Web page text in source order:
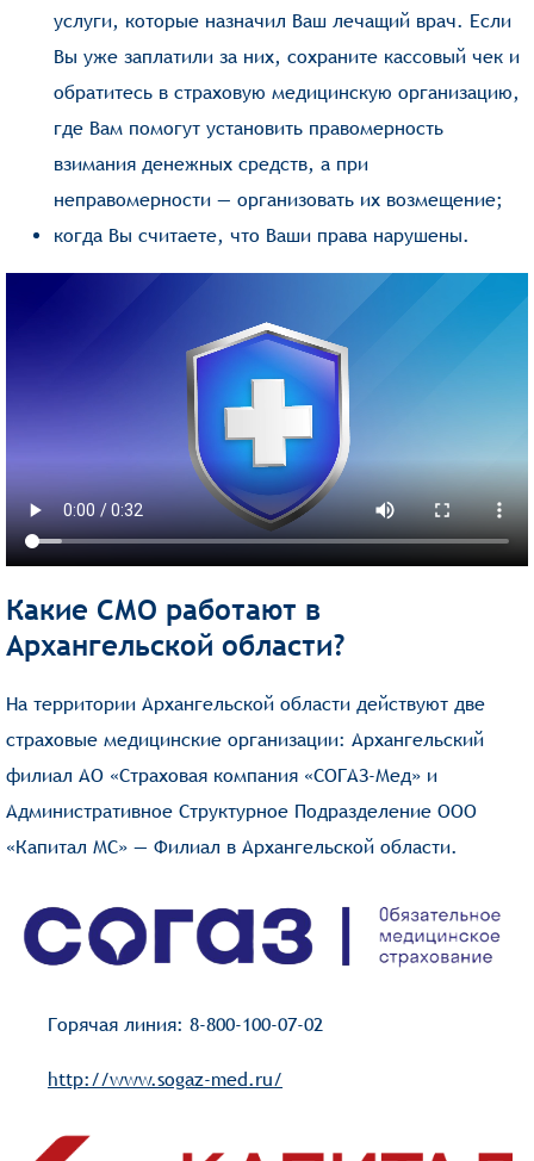
услуги, которые назначил Ваш лечащий врач. Если
Вы уже заплатили за них, сохраните кассовый чек и
обратитесь в страховую медицинскую организацию,
где Вам помогут установить правомерность
взимания денежных средств, а при
неправомерности — организовать их возмещение;
когда Вы считаете, что Ваши права нарушены.
Какие СМО работают в
Архангельской области?
На территории Архангельской области действуют две
страховые медицинские организации: Архангельский
филиал АО «Страховая компания «СОГАЗ-Мед» и
Административное Структурное Подразделение ООО
«Капитал МС» — Филиал в Архангельской области.
Горячая линия: 8-800-100-07-02
http://www.sogaz-med.ru/